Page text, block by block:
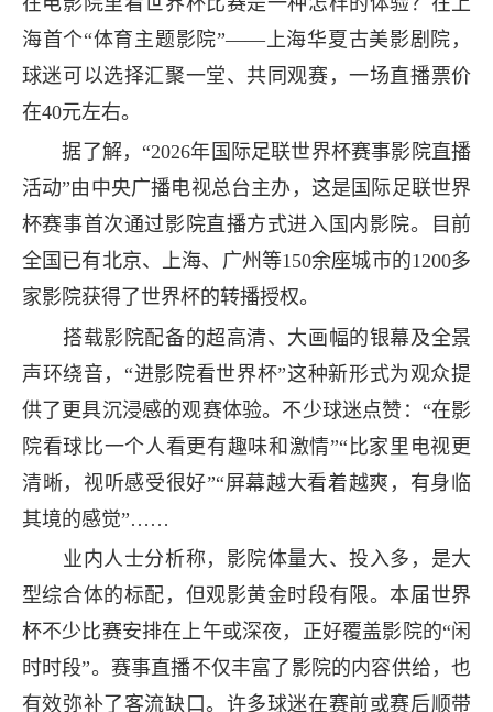
海首个“体育主题影院”——上海华夏古美影剧院，
球迷可以选择汇聚一堂、共同观赛，一场直播票价
在40元左右。
据了解，“2026年国际足联世界杯赛事影院直播
活动”由中央广播电视总台主办，这是国际足联世界
杯赛事首次通过影院直播方式进入国内影院。目前
全国已有北京、上海、广州等150余座城市的1200多
家影院获得了世界杯的转播授权。
搭载影院配备的超高清、大画幅的银幕及全景
声环绕音，“进影院看世界杯”这种新形式为观众提
供了更具沉浸感的观赛体验。不少球迷点赞：“在影
院看球比一个人看更有趣味和激情”“比家里电视更
清晰，视听感受很好”“屏幕越大看着越爽，有身临
其境的感觉”……
业内人士分析称，影院体量大、投入多，是大
型综合体的标配，但观影黄金时段有限。本届世界
杯不少比赛安排在上午或深夜，正好覆盖影院的“闲
时时段”。赛事直播不仅丰富了影院的内容供给，也
有效弥补了客流缺口。许多球迷在赛前或赛后顺带